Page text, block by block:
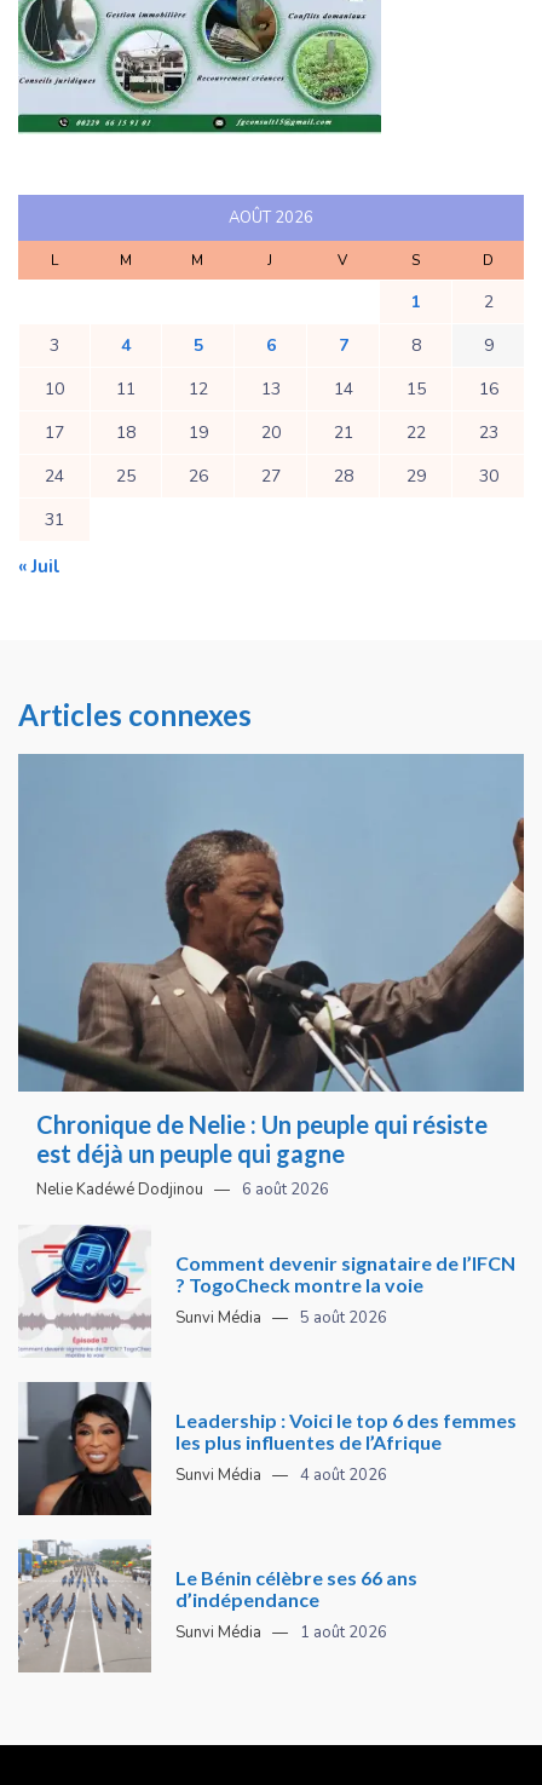
AOÛT 2026
L M M J V S D
1
2
3
4 5 6 7 8
9
10
11 12 13 14 15
16
17
18 19 20 21 22
23
24
25 26 27 28 29
30
31
« Juil
Articles connexes
Chronique de Nelie : Un peuple qui résiste
est déjà un peuple qui gagne
Nelie Kadéwé Dodjinou 6 août 2026
Comment devenir signataire de l’IFCN
? TogoCheck montre la voie
Sunvi Média 5 août 2026
Leadership : Voici le top 6 des femmes
les plus influentes de l’Afrique
Sunvi Média 4 août 2026
Le Bénin célèbre ses 66 ans
d’indépendance
Sunvi Média 1 août 2026